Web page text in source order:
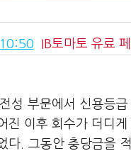
IB토마토 유료 페
성 부문에서 신용등
이후 회수가 더디
다. 그동안 충당금을